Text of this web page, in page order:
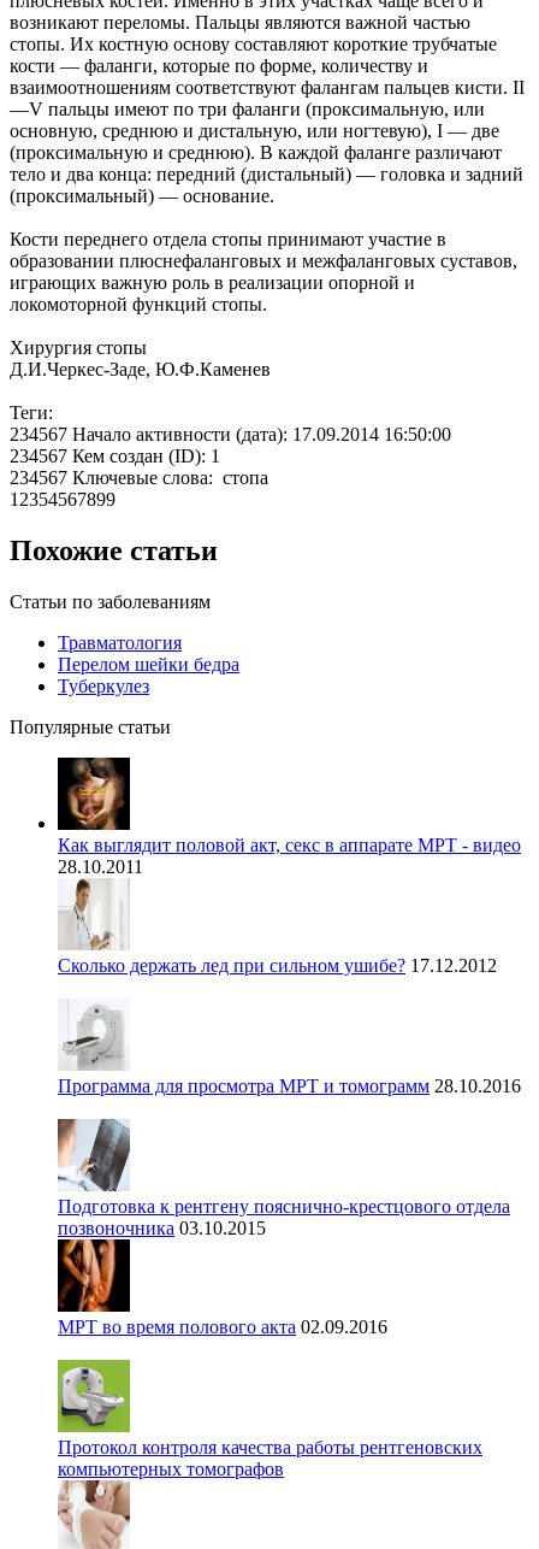
возникают переломы. Пальцы являются важной частью
стопы. Их костную основу составляют короткие трубчатые
кости — фаланги, которые по форме, количеству и
взаимоотношениям соответствуют фалангам пальцев кисти. II
—V пальцы имеют по три фаланги (проксимальную, или
основную, среднюю и дистальную, или ногтевую), I — две
(проксимальную и среднюю). В каждой фаланге различают
тело и два конца: передний (дистальный) — головка и задний
(проксимальный) — основание.
Кости переднего отдела стопы принимают участие в
образовании плюснефаланговых и межфаланговых суставов,
играющих важную роль в реализации опорной и
локомоторной функций стопы.
Хирургия стопы
Д.И.Черкес-Заде, Ю.Ф.Каменев
Теги:
234567 Начало активности (дата): 17.09.2014 16:50:00
234567 Кем создан (ID): 1
234567 Ключевые слова: стопа
12354567899
Похожие статьи
Статьи по заболеваниям
Травматология
Перелом шейки бедра
Туберкулез
Популярные статьи
Как выглядит половой акт, секс в аппарате МРТ - видео
28.10.2011
Сколько держать лед при сильном ушибе? 17.12.2012
Программа для просмотра МРТ и томограмм 28.10.2016
Подготовка к рентгену пояснично-крестцового отдела
позвоночника 03.10.2015
МРТ во время полового акта 02.09.2016
Протокол контроля качества работы рентгеновских
компьютерных томографов